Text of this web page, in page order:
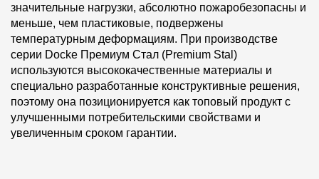
значительные нагрузки, абсолютно пожаробезопасны и
меньше, чем пластиковые, подвержены
температурным деформациям. При производстве
серии Docke Премиум Стал (Premium Stal)
используются высококачественные материалы и
специально разработанные конструктивные решения,
поэтому она позиционируется как топовый продукт с
улучшенными потребительскими свойствами и
увеличенным сроком гарантии.